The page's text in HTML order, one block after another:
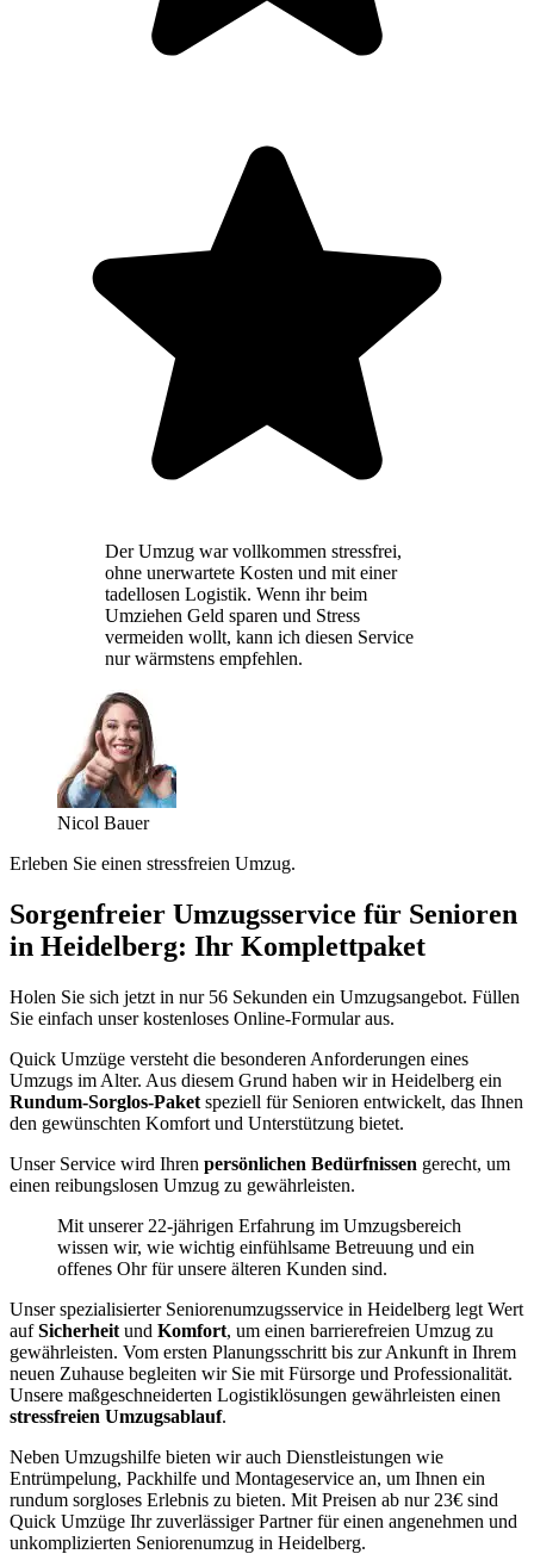
Der Umzug war vollkommen stressfrei,
ohne unerwartete Kosten und mit einer
tadellosen Logistik. Wenn ihr beim
Umziehen Geld sparen und Stress
vermeiden wollt, kann ich diesen Service
nur wärmstens empfehlen.
Nicol Bauer
Erleben Sie einen stressfreien Umzug.
Sorgenfreier Umzugsservice für Senioren
in Heidelberg: Ihr Komplettpaket
Holen Sie sich jetzt in nur 56 Sekunden ein Umzugsangebot. Füllen
Sie einfach unser kostenloses Online-Formular aus.
Quick Umzüge versteht die besonderen Anforderungen eines
Umzugs im Alter. Aus diesem Grund haben wir in Heidelberg ein
Rundum-Sorglos-Paket speziell für Senioren entwickelt, das Ihnen
den gewünschten Komfort und Unterstützung bietet.
Unser Service wird Ihren persönlichen Bedürfnissen gerecht, um
einen reibungslosen Umzug zu gewährleisten.
Mit unserer 22-jährigen Erfahrung im Umzugsbereich
wissen wir, wie wichtig einfühlsame Betreuung und ein
offenes Ohr für unsere älteren Kunden sind.
Unser spezialisierter Seniorenumzugsservice in Heidelberg legt Wert
aufSicherheit und Komfort, um einen barrierefreien Umzug zu
gewährleisten. Vom ersten Planungsschritt bis zur Ankunft in Ihrem
neuen Zuhause begleiten wir Sie mit Fürsorge und Professionalität.
Unsere maßgeschneiderten Logistiklösungen gewährleisten einen
stressfreien Umzugsablauf.
Neben Umzugshilfe bieten wir auch Dienstleistungen wie
Entrümpelung, Packhilfe und Montageservice an, um Ihnen ein
rundum sorgloses Erlebnis zu bieten. Mit Preisen ab nur 23€ sind
Quick Umzüge Ihr zuverlässiger Partner für einen angenehmen und
unkomplizierten Seniorenumzug in Heidelberg.